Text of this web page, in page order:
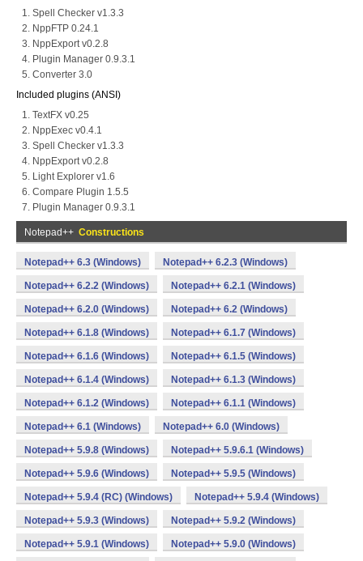
Spell Checker v1.3.3
NppFTP 0.24.1
NppExport v0.2.8
Plugin Manager 0.9.3.1
Converter 3.0
Included plugins (ANSI)
TextFX v0.25
NppExec v0.4.1
Spell Checker v1.3.3
NppExport v0.2.8
Light Explorer v1.6
Compare Plugin 1.5.5
Plugin Manager 0.9.3.1
Notepad++ Constructions
Notepad++ 6.3 (Windows) Notepad++ 6.2.3 (Windows)
Notepad++ 6.2.2 (Windows) Notepad++ 6.2.1 (Windows)
Notepad++ 6.2.0 (Windows) Notepad++ 6.2 (Windows)
Notepad++ 6.1.8 (Windows) Notepad++ 6.1.7 (Windows)
Notepad++ 6.1.6 (Windows) Notepad++ 6.1.5 (Windows)
Notepad++ 6.1.4 (Windows) Notepad++ 6.1.3 (Windows)
Notepad++ 6.1.2 (Windows) Notepad++ 6.1.1 (Windows)
Notepad++ 6.1 (Windows) Notepad++ 6.0 (Windows)
Notepad++ 5.9.8 (Windows) Notepad++ 5.9.6.1 (Windows)
Notepad++ 5.9.6 (Windows) Notepad++ 5.9.5 (Windows)
Notepad++ 5.9.4 (RC) (Windows) Notepad++ 5.9.4 (Windows)
Notepad++ 5.9.3 (Windows) Notepad++ 5.9.2 (Windows)
Notepad++ 5.9.1 (Windows) Notepad++ 5.9.0 (Windows)